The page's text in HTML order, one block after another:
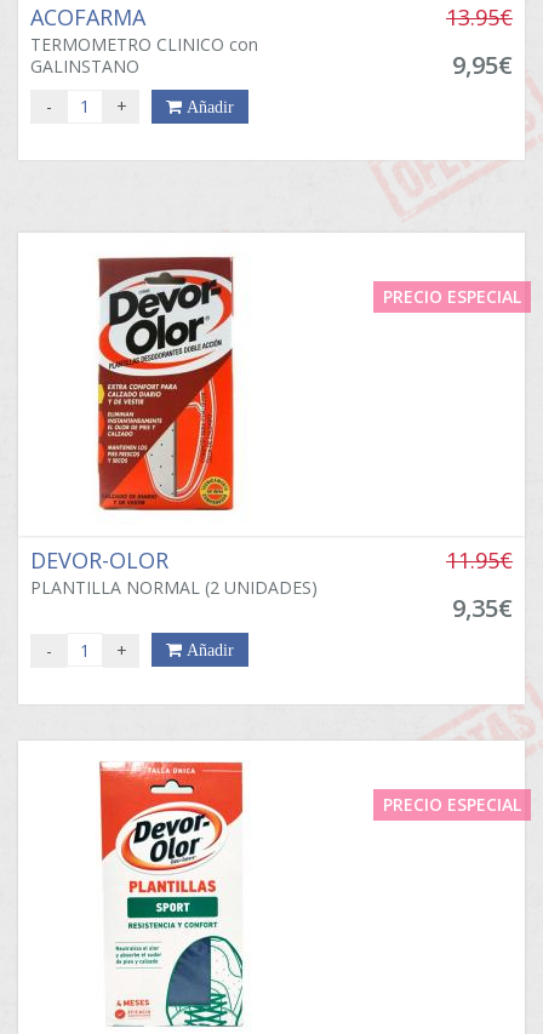
ACOFARMA
TERMOMETRO CLINICO con
GALINSTANO
13.95€
9,95€
- + Añadir
PRECIO ESPECIAL
DEVOR-OLOR
PLANTILLA NORMAL (2 UNIDADES)
11.95€
9,35€
- + Añadir
PRECIO ESPECIAL